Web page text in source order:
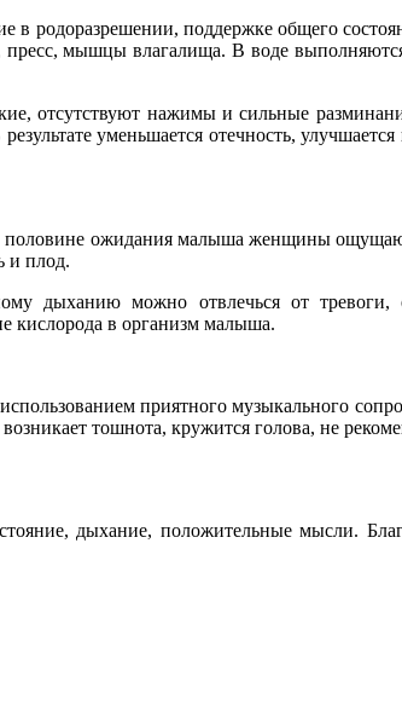
родоразрешении, поддержке общего
пресс, мышцы влагалища. В воде
отсутствуют нажимы и сильные
уменьшается отечность,
половине ожидания малыша женщины
и плод.
дыханию можно отвлечься от
кислорода в организм малыша.
приятного музыкального
тошнота, кружится голова, не
дыхание, положительные мысли.